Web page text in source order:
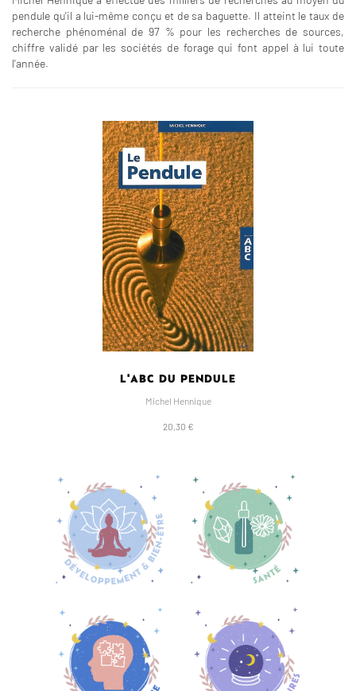
pendule qu'il a lui-même conçu et de sa baguette. Il atteint le taux de
recherche phénoménal de 97 % pour les recherches de sources,
chiffre validé par les sociétés de forage qui font appel à lui toute
l'année.
L'ABC DU PENDULE
Michel Hennique
20,30 €